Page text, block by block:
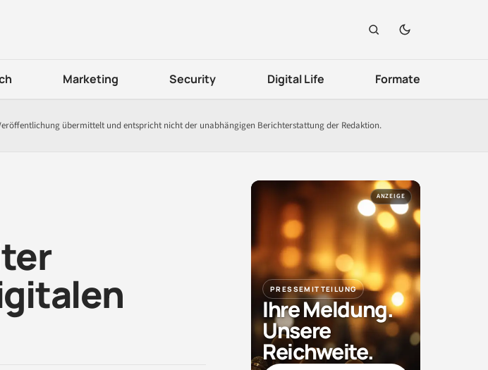
Marketing Security Digital Life Formate
übermittelt und entspricht nicht der unabhängigen Berichterstattung der Redaktion.
ANZEIGE
PRESSEMITTEILUNG
Ihre Meldung.
Unsere
Reichweite.